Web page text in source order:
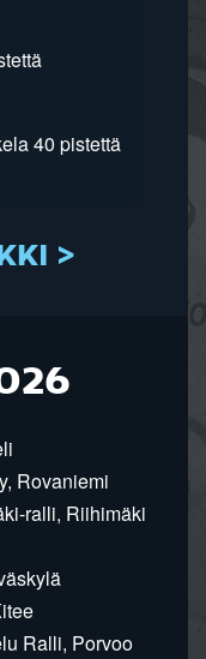
40 pistettä
>
Rovaniemi
ralli, Riihimäki
Ralli, Porvoo